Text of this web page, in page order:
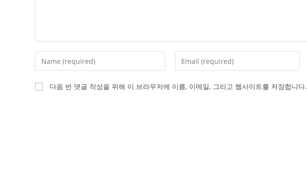
Enter
your
name
or
Enter
your
address
다음 번 댓글 작성을 위해 이 브라우저에 이름, 이메일, 그리고 웹사이트를 저장합니다.